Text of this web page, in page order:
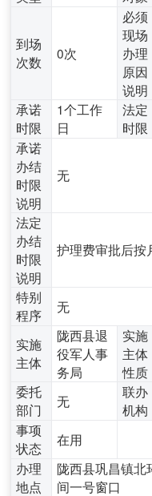
到场
次数
0次
必须
现场
办理
原因
说明
承诺
时限
1个工作
日
法定
时限
承诺
办结
时限
说明
无
法定
办结
时限
说明
护理费审批后按
特别
程序
无
实施
主体
陇西县退
役军人事
务局
实施
主体
性质
委托
部门
无
联办
机构
事项
状态
在用
办理
地点
陇西县巩昌镇北
间一号窗口